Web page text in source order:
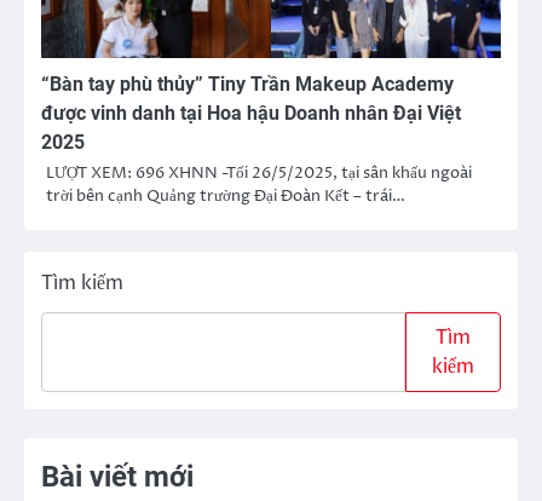
“Bàn tay phù thủy” Tiny Trần Makeup Academy
được vinh danh tại Hoa hậu Doanh nhân Đại Việt
2025
LƯỢT XEM: 696 XHNN -Tối 26/5/2025, tại sân khấu ngoài
trời bên cạnh Quảng trường Đại Đoàn Kết – trái…
Tìm kiếm
Tìm
kiếm
Bài viết mới